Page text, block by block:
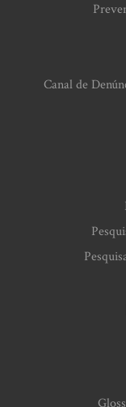
Canal de